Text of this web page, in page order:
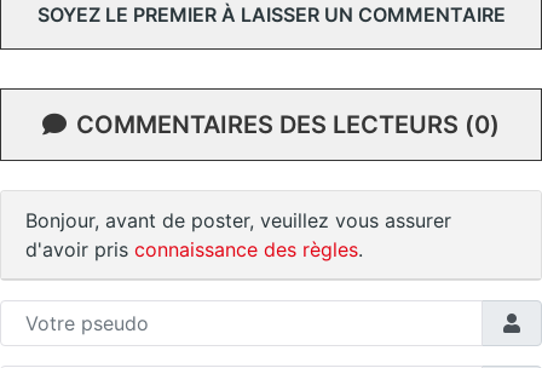
SOYEZ LE PREMIER À LAISSER UN COMMENTAIRE
COMMENTAIRES DES LECTEURS (0)
Bonjour, avant de poster, veuillez vous assurer
d'avoir pris connaissance des règles.